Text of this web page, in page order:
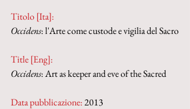
Titolo [Ita]:
Occidens: l'Arte come custode e vigilia del Sacro
Title [Eng]:
Occidens: Art as keeper and eve of the Sacred
Data pubblicazione: 2013